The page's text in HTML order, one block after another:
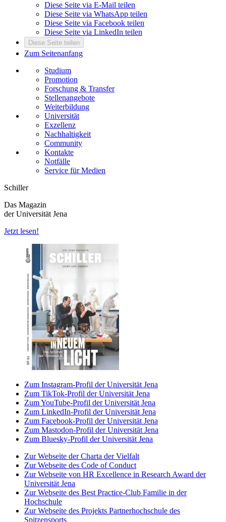
Diese Seite via E-Mail teilen
Diese Seite via WhatsApp teilen
Diese Seite via Facebook teilen
Diese Seite via LinkedIn teilen
Diese Seite teilen
Zum Seitenanfang
Studium
Promotion
Forschung & Transfer
Stellenangebote
Weiterbildung
Universität
Exzellenz
Nachhaltigkeit
Community
Kontakte
Notfälle
Service für Medien
Schiller
Das Magazin
der Universität Jena
Jetzt lesen!
Zum Instagram-Profil der Universität Jena
Zum TikTok-Profil der Universität Jena
Zum YouTube-Profil der Universität Jena
Zum LinkedIn-Profil der Universität Jena
Zum Facebook-Profil der Universität Jena
Zum Mastodon-Profil der Universität Jena
Zum Bluesky-Profil der Universität Jena
Zur Webseite der Charta der Vielfalt
Zur Webseite des Code of Conduct
Zur Webseite von HR Excellence in Research Award der
Universität Jena
Zur Webseite des Best Practice-Club Familie in der
Hochschule
Zur Webseite des Projekts Partnerhochschule des
Spitzensports